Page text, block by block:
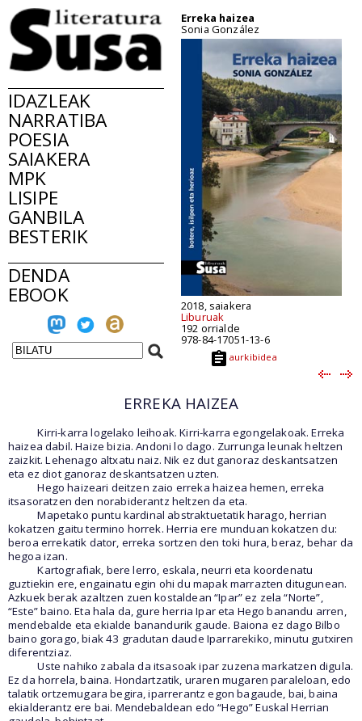
IDAZLEAK
NARRATIBA
POESIA
SAIAKERA
MPK
LISIPE
GANBILA
BESTERIK
DENDA
EBOOK
Erreka haizea
Sonia González
2018, saiakera
Liburuak
192 orrialde
978-84-17051-13-6
aurkibidea
ERREKA HAIZEA
Kirri-karra logelako leihoak. Kirri-karra egongelakoak. Erreka
haizea dabil. Haize bizia. Andoni lo dago. Zurrunga leunak heltzen
zaizkit. Lehenago altxatu naiz. Nik ez dut ganoraz deskantsatzen
eta ez diot ganoraz deskantsatzen uzten.
Hego haizeari deitzen zaio erreka haizea hemen, erreka
itsasoratzen den norabiderantz heltzen da eta.
Mapetako puntu kardinal abstraktuetatik harago, herrian
kokatzen gaitu termino horrek. Herria ere munduan kokatzen du:
beroa errekatik dator, erreka sortzen den toki hura, beraz, behar da
hegoa izan.
Kartografiak, bere lerro, eskala, neurri eta koordenatu
guztiekin ere, engainatu egin ohi du mapak marrazten ditugunean.
Azkuek berak azaltzen zuen kostaldean “Ipar” ez zela “Norte”,
“Este” baino. Eta hala da, gure herria Ipar eta Hego banandu arren,
mendebalde eta ekialde banandurik gaude. Baiona ez dago Bilbo
baino gorago, biak 43 gradutan daude Iparrarekiko, minutu gutxiren
diferentziaz.
Uste nahiko zabala da itsasoak ipar zuzena markatzen digula.
Ez da horrela, baina. Hondartzatik, uraren mugaren paraleloan, edo
talatik ortzemugara begira, iparrerantz egon bagaude, bai, baina
ekialderantz ere bai. Mendebaldean edo “Hego” Euskal Herrian